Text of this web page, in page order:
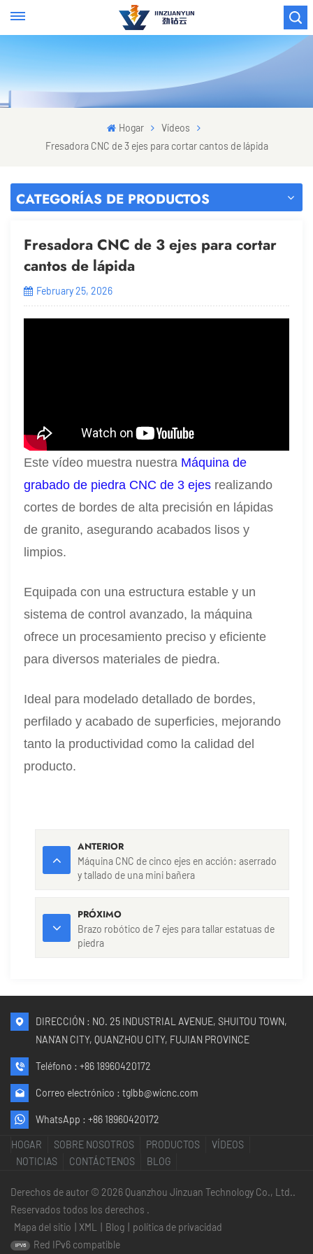
Hogar
Vídeos
Fresadora CNC de 3 ejes para cortar cantos de lápida
CATEGORÍAS DE PRODUCTOS
Fresadora CNC de 3 ejes para cortar
cantos de lápida
February 25, 2026
Este vídeo muestra nuestra Máquina de
grabado de piedra CNC de 3 ejes realizando
cortes de bordes de alta precisión en lápidas
de granito, asegurando acabados lisos y
limpios.
Equipada con una estructura estable y un
sistema de control avanzado, la máquina
ofrece un procesamiento preciso y eficiente
para diversos materiales de piedra.
Ideal para modelado detallado de bordes,
perfilado y acabado de superficies, mejorando
tanto la productividad como la calidad del
producto.
ANTERIOR
Máquina CNC de cinco ejes en acción: aserrado
y tallado de una mini bañera
PRÓXIMO
Brazo robótico de 7 ejes para tallar estatuas de
piedra
DIRECCIÓN : NO. 25 INDUSTRIAL AVENUE, SHUITOU TOWN,
NAN'AN CITY, QUANZHOU CITY, FUJIAN PROVINCE
Teléfono : +86 18960420172
Correo electrónico : tglbb@wicnc.com
WhatsApp : +86 18960420172
HOGAR SOBRE NOSOTROS PRODUCTOS
VÍDEOS
NOTICIAS
CONTÁCTENOS BLOG
Derechos de autor © 2026 Quanzhou Jinzuan Technology Co., Ltd..
Reservados todos los derechos .
Mapa del sitio
XML Blog
política de privacidad
Red IPv6 compatible